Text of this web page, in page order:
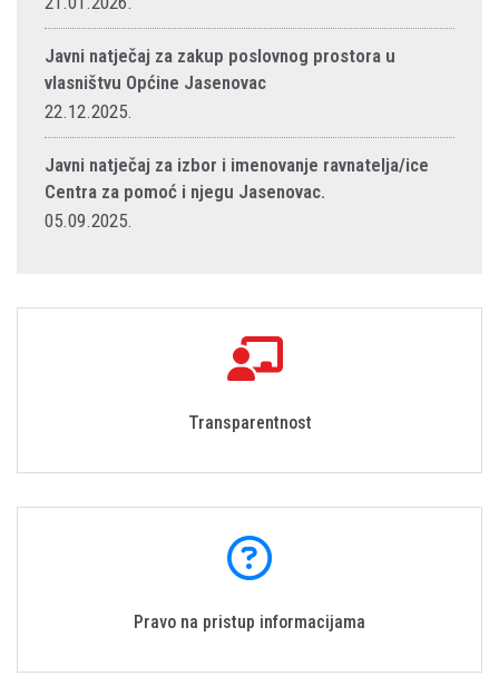
Javni natječaj za zakup poslovnog prostora u
vlasništvu Općine Jasenovac
22.12.2025.
Javni natječaj za izbor i imenovanje ravnatelja/ice
Centra za pomoć i njegu Jasenovac.
05.09.2025.
Transparentnost
Pravo na pristup informacijama